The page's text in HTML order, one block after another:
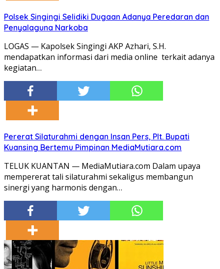
Polsek Singingi Selidiki Dugaan Adanya Peredaran dan
Penyalaguna Narkoba
LOGAS — Kapolsek Singingi AKP Azhari, S.H.
mendapatkan informasi dari media online terkait adanya
kegiatan…
Pererat Silaturahmi dengan Insan Pers, Plt. Bupati
Kuansing Bertemu Pimpinan MediaMutiara.com
TELUK KUANTAN — MediaMutiara.com Dalam upaya
mempererat tali silaturahmi sekaligus membangun
sinergi yang harmonis dengan…